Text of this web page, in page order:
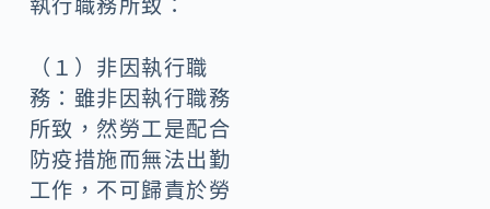
執行職務所致：
（１）非因執行職
務：雖非因執行職務
所致，然勞工是配合
防疫措施而無法出勤
工作，不可歸責於勞